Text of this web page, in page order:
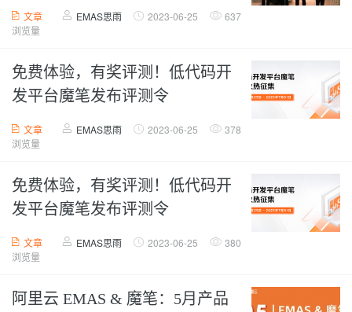
文章 EMAS思雨 2023-06-25
637
浏览量
免费体验，有奖评测！低代码开
发平台魔笔发布评测令
文章 EMAS思雨 2023-06-25
378
浏览量
免费体验，有奖评测！低代码开
发平台魔笔发布评测令
文章 EMAS思雨 2023-06-25
380
浏览量
阿里云 EMAS & 魔笔：5月产品